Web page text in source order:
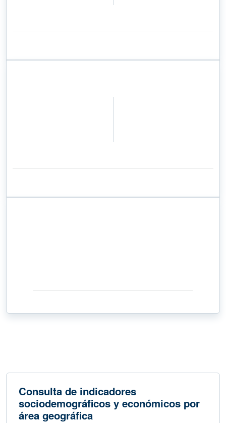
Consulta de indicadores
sociodemográficos y económicos por
área geográfica